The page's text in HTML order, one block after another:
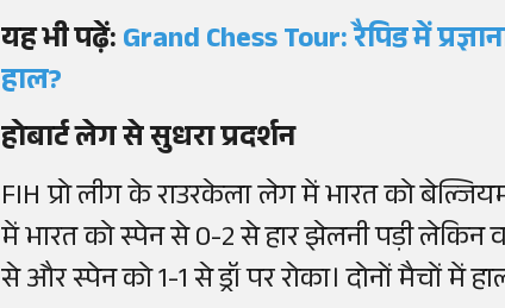
यह भी पढ़ें:Grand Chess Tour: रैपिड में
हाल?
होबार्ट लेग से सुधरा प्रदर्शन
FIH प्रो लीग के राउरकेला लेग में भारत को
में भारत को स्पेन से 0-2 से हार झेलनी पड़ी लेकिन
से और स्पेन को 1-1 से ड्रॉ पर रोका। दोनों मैचों में